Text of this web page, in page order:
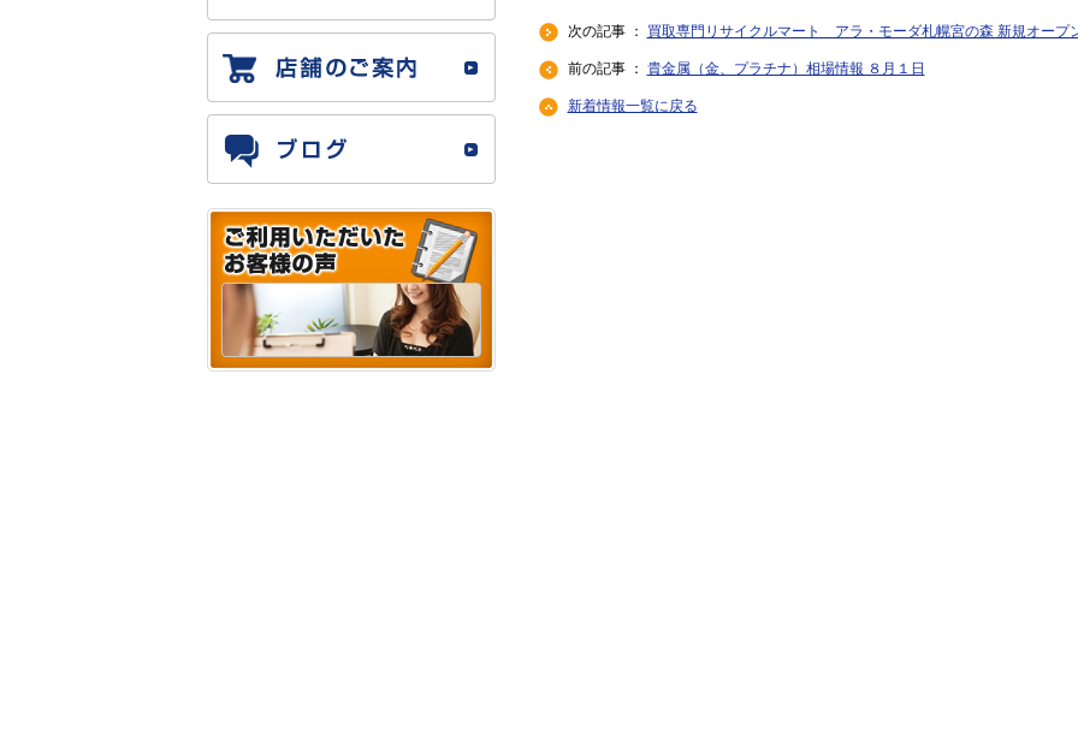
次の記事 ： 買取専門リサイクルマート アラ・モーダ札幌宮の森 新規オープ
前の記事 ： 貴金属（金、プラチナ）相場情報 ８月１日
新着情報一覧に戻る